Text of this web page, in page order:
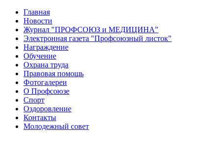
Главная
Новости
Журнал "ПРОФСОЮЗ и МЕДИЦИНА"
Электронная газета "Профсоюзный листок"
Награждение
Обучение
Охрана труда
Правовая помощь
Фотогалереи
О Профсоюзе
Спорт
Оздоровление
Контакты
Молодежный совет